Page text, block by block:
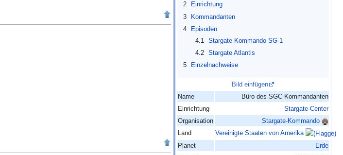
2
Einrichtung
3
Kommandanten
4
Episoden
4.1
Stargate Kommando SG-1
4.2
Stargate Atlantis
5
Einzelnachweise
Bild einfügen
Name
Büro des SGC-Kommandanten
Einrichtung
Stargate-Center
Organisation
Stargate-Kommando
Land
Vereinigte Staaten von Amerika
Planet
Erde